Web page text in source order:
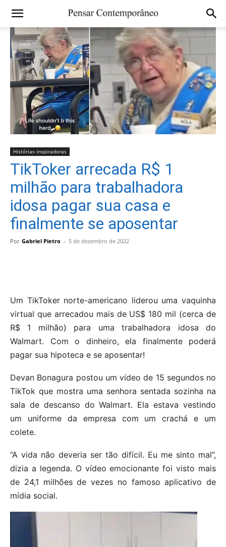
Histórias inspiradoras
TikToker arrecada R$ 1
milhão para trabalhadora
idosa pagar sua casa e
finalmente se aposentar
Por Gabriel Pietro - 5 de dezembro de 2022
Um TikToker norte-americano liderou uma vaquinha
virtual que arrecadou mais de US$ 180 mil (cerca de
R$ 1 milhão) para uma trabalhadora idosa do
Walmart. Com o dinheiro, ela finalmente poderá
pagar sua hipoteca e se aposentar!
Devan Bonagura postou um vídeo de 15 segundos no
TikTok que mostra uma senhora sentada sozinha na
sala de descanso do Walmart. Ela estava vestindo
um uniforme da empresa com um crachá e um
colete.
“A vida não deveria ser tão difícil. Eu me sinto mal”,
dizia a legenda. O vídeo emocionante foi visto mais
de 24,1 milhões de vezes no famoso aplicativo de
mídia social.